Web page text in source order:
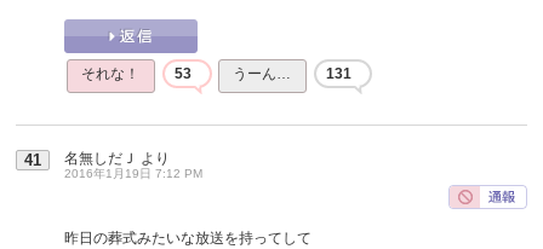
それな！ 53 うーん… 131
41 名無しだＪ より
2016年1月19日 7:12 PM
昨日の葬式みたいな放送を持ってして